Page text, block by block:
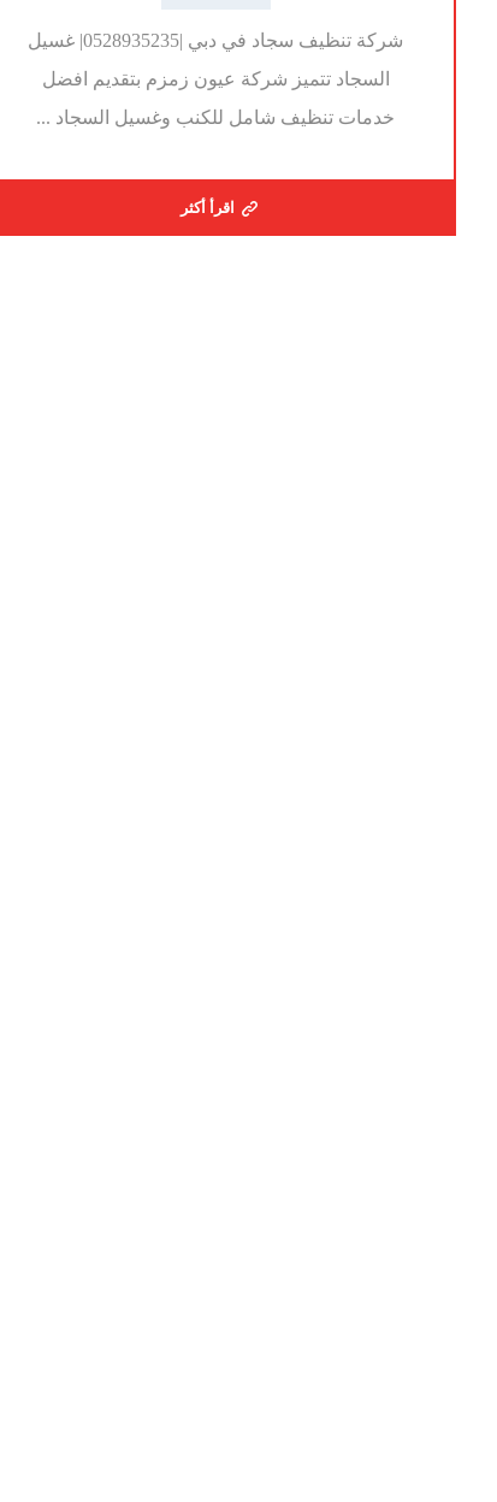
شركة تنظيف سجاد في دبي |0528935235| غسيل
السجاد تتميز شركة عيون زمزم بتقديم افضل
خدمات تنظيف شامل للكنب وغسيل السجاد ...
اقرأ أكثر